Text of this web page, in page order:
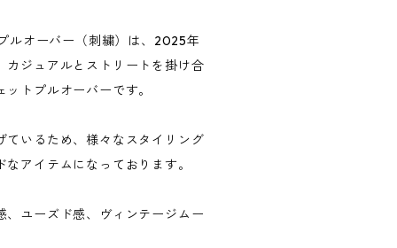
ルオーバー（刺繍）は、2025年
カジュアルとストリートを掛け合
トプルオーバーです。
ているため、様々なスタイリング
アイテムになっております。
、ユーズド感、ヴィンテージムー